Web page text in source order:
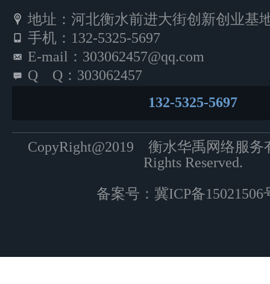
地址：河北衡水前进大街创新创业基
手机：132-5325-5697
E-mail：303062457@qq.com
Q Q：303062457
132-5325-5697
CopyRight@2019 衡水华禹网络服
Rights Reserved.
备案号： 冀ICP备15021506